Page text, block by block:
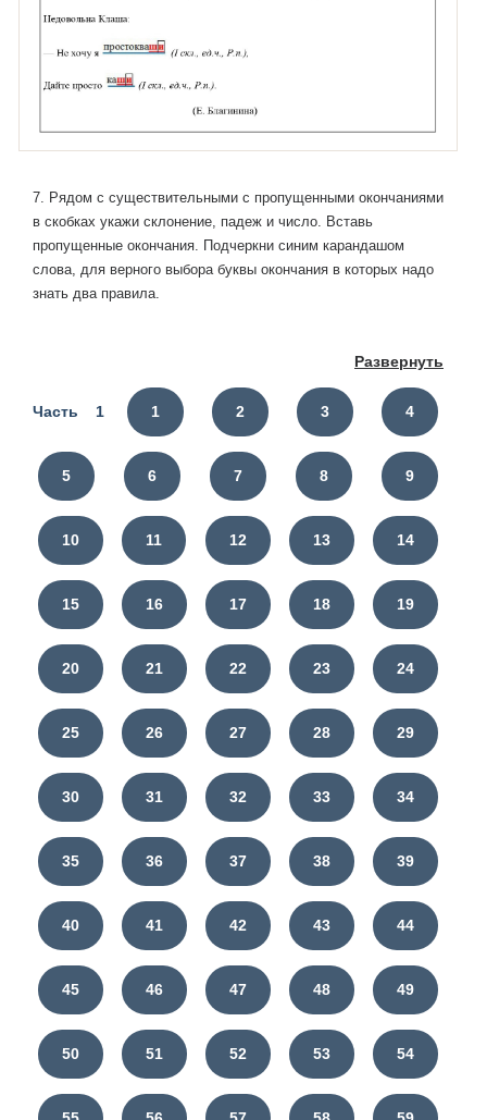
Развернуть
7. Рядом с существительными с пропущенными окончаниями
в скобках укажи склонение, падеж и число. Вставь
пропущенные окончания. Подчеркни синим карандашом
слова, для верного выбора буквы окончания в которых надо
знать два правила.
Часть 1 1 2 3 4
5 6 7 8 9
10 11 12 13 14
15 16 17 18 19
20 21 22 23 24
25 26 27 28 29
30 31 32 33 34
35 36 37 38 39
40 41 42 43 44
45 46 47 48 49
50 51 52 53 54